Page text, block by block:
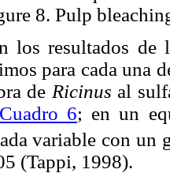
8. Pulp
los resultados
para cada una
de Ricinus al
Cuadro 6; en un
variable con un
(Tappi, 1998).